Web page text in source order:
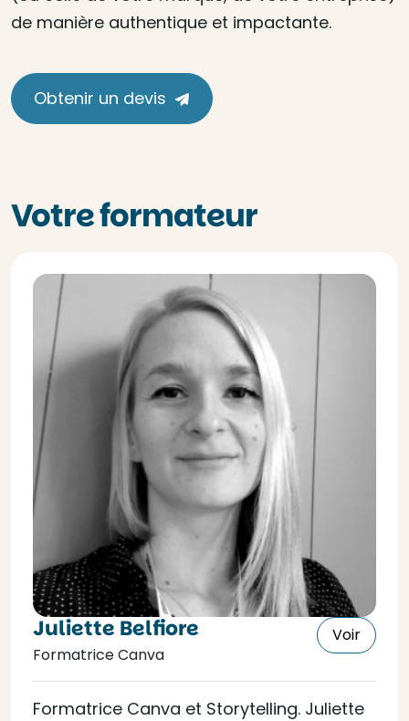
de manière authentique et impactante.
Obtenir un devis
Votre formateur
Juliette Belfiore
Formatrice Canva
Voir
Formatrice Canva et Storytelling. Juliette